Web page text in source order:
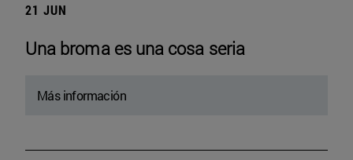
21 JUN
Una broma es una cosa seria
Más información